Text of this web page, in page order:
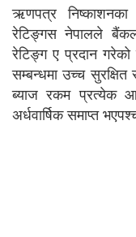
ऋणपत्र निष्काशनका
रेटिङ्गस नेपालले
रेटिङ्ग ए प्रदान गरेको
सम्बन्धमा उच्च
ब्याज रकम प्रत्येक
अर्धवार्षिक समाप्त